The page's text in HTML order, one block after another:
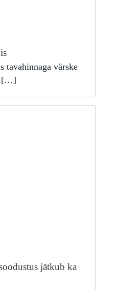
tavahinnaga värske
[…]
jätkub ka